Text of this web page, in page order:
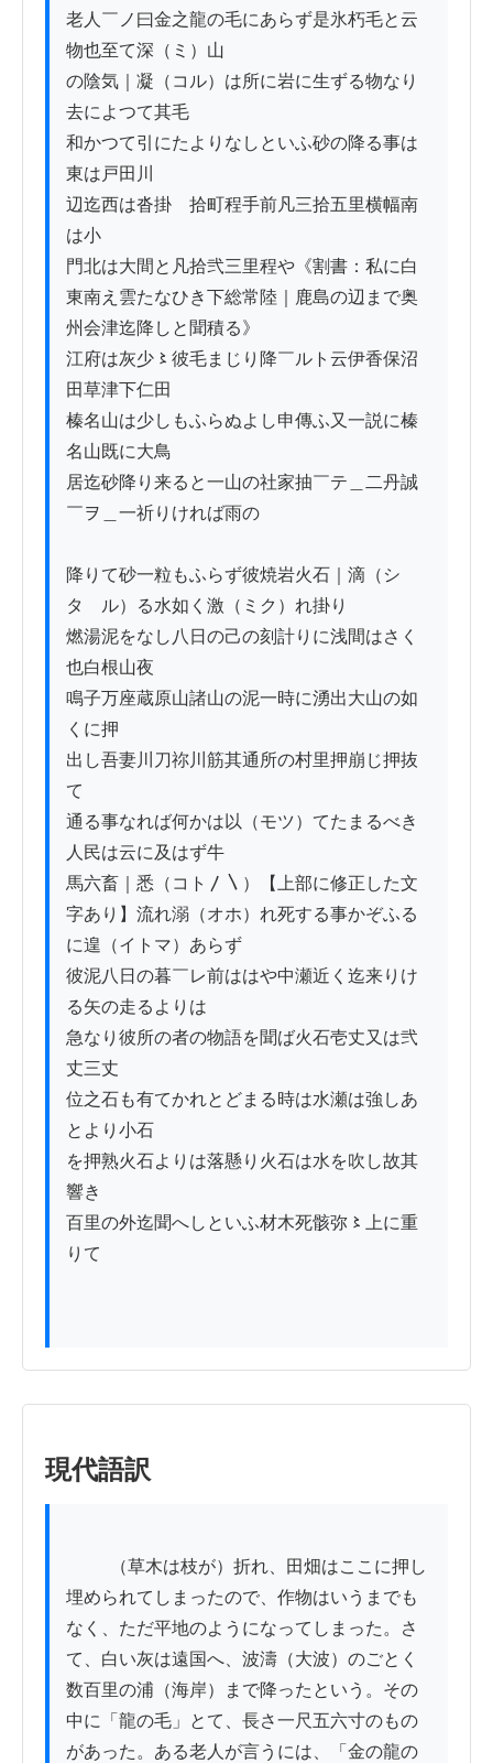
老人￣ノ曰金之龍の毛にあらず是氷朽毛と云
物也至て深（ミ）山
の陰気｜凝（コル）は所に岩に生ずる物なり
去によつて其毛
和かつて引にたよりなしといふ砂の降る事は
東は戸田川
辺迄西は沓掛ゟ拾町程手前凡三拾五里横幅南
は小
門北は大間と凡拾弐三里程や《割書：私に白
東南え雲たなひき下総常陸｜鹿島の辺まで奥
州会津迄降しと聞積る》
江府は灰少〻彼毛まじり降￣ルト云伊香保沼
田草津下仁田
榛名山は少しもふらぬよし申傳ふ又一説に榛
名山既に大鳥
居迄砂降り来ると一山の社家抽￣テ＿二丹誠
￣ヲ＿一祈りければ雨の
降りて砂一粒もふらず彼焼岩火石｜滴（シ
タゝル）る水如く激（ミク）れ掛り
燃湯泥をなし八日の己の刻計りに浅間はさく
也白根山夜
鳴子万座蔵原山諸山の泥一時に湧出大山の如
くに押
出し吾妻川刀祢川筋其通所の村里押崩じ押抜
て
通る事なれば何かは以（モツ）てたまるべき
人民は云に及はず牛
馬六畜｜悉（コト〳〵）【上部に修正した文
字あり】流れ溺（オホ）れ死する事かぞふる
に遑（イトマ）あらず
彼泥八日の暮￣レ前ははや中瀬近く迄来りけ
る矢の走るよりは
急なり彼所の者の物語を聞ば火石壱丈又は弐
丈三丈
位之石も有てかれとどまる時は水瀬は強しあ
とより小石
を押熟火石よりは落懸り火石は水を吹し故其
響き
百里の外迄聞へしといふ材木死骸弥〻上に重
りて
現代語訳
埋められてしまったので、作物はいうまでも
なく、ただ平地のようになってしまった。さ
て、白い灰は遠国へ、波濤（大波）のごとく
数百里の浦（海岸）まで降ったという。その
中に「龍の毛」とて、長さ一尺五六寸のもの
があった。ある老人が言うには、「金の龍の